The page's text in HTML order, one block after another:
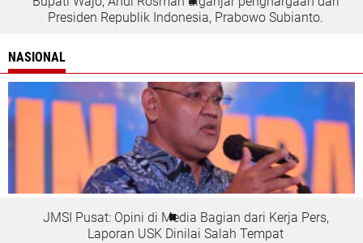
Presiden Republik Indonesia, Prabowo Subianto.
NASIONAL
JMSI Pusat: Opini di Media Bagian dari Kerja Pers,
Laporan USK Dinilai Salah Tempat